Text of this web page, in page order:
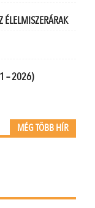
ÉLELMISZERÁRAK
– 2026)
MÉG TÖBB HÍR